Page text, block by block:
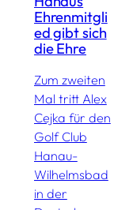
Ehrenmitgli
ed gibt sich
die Ehre
Zum zweiten
Mal tritt Alex
Cejka für den
Golf Club
Hanau-
Wilhelmsbad
in der